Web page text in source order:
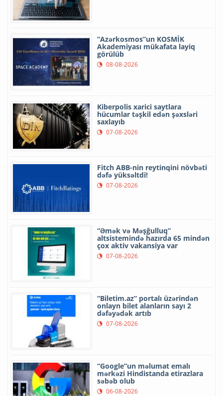
“Azərkosmos”un KOSMİK
Akademiyası mükafata layiq
görülüb
08-08-2026
Kiberpolis xarici saytlara
hücumlar təşkil edən şəxsləri
saxlayıb
07-08-2026
Fitch ABB-nin reytinqini növbəti
dəfə yüksəltdi!
07-08-2026
“Əmək və Məşğulluq”
altsistemində hazırda 65 mindən
çox aktiv vakansiya var
07-08-2026
“Biletim.az” portalı üzərindən
onlayn bilet alanların sayı 2
dəfəyədək artıb
07-08-2026
“Google”un məlumat emalı
mərkəzi Hindistanda etirazlara
səbəb olub
06-08-2026